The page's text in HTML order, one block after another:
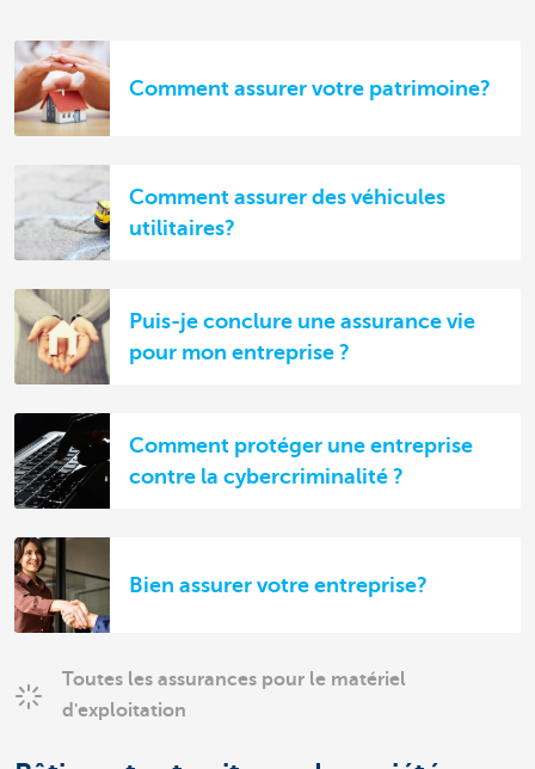
Comment assurer votre patrimoine?
Comment assurer des véhicules
utilitaires?
Puis-je conclure une assurance vie
pour mon entreprise ?
Comment protéger une entreprise
contre la cybercriminalité ?
Bien assurer votre entreprise?
Toutes les assurances pour le matériel
d'exploitation